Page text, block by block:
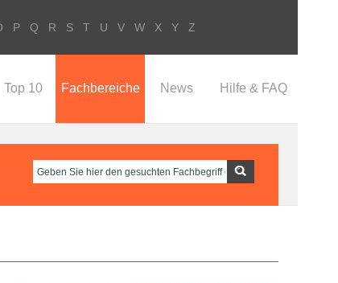
P Q R S T U V W X Y Z
Top 10 Fachbereiche News Hilfe & FAQ